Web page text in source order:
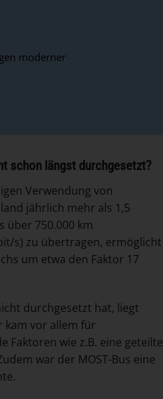
moderner
schon längst durchgesetzt?
Verwendung von
jährlich mehr als 1,5
über 750.000 km
s) zu übertragen, ermöglicht
um etwa den Faktor 17
durchgesetzt hat, liegt
kam vor allem für
Faktoren wie z.B. eine geteilte
war der MOST-Bus eine